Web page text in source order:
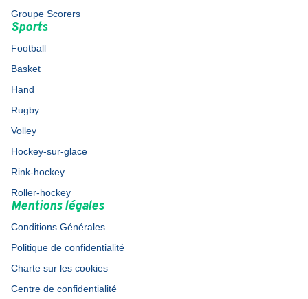
Groupe Scorers
Sports
Football
Basket
Hand
Rugby
Volley
Hockey-sur-glace
Rink-hockey
Roller-hockey
Mentions légales
Conditions Générales
Politique de confidentialité
Charte sur les cookies
Centre de confidentialité